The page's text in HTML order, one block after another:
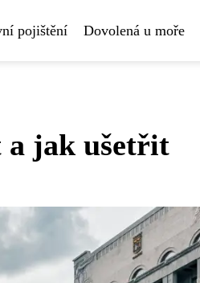
pojištění Dovolená u moře
jak ušetřit